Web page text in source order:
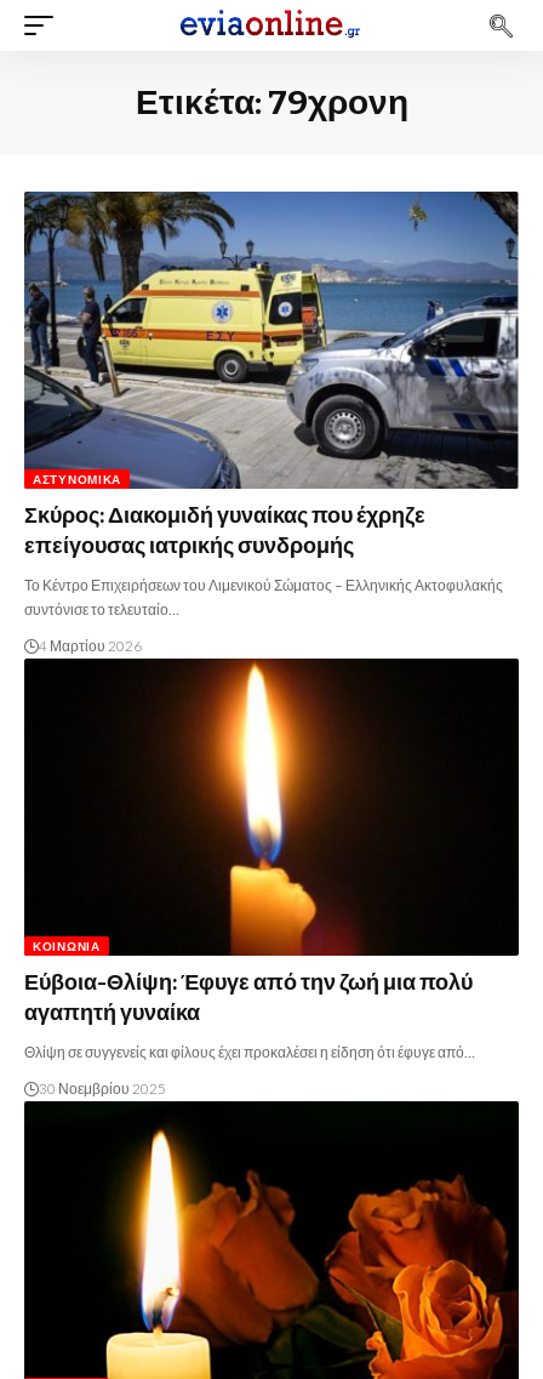
Ετικέτα: 79χρονη
ΑΣΤΥΝΟΜΙΚΆ
Σκύρος: Διακομιδή γυναίκας που έχρηζε
επείγουσας ιατρικής συνδρομής
Το Κέντρο Επιχειρήσεων του Λιμενικού Σώματος – Ελληνικής Ακτοφυλακής
συντόνισε το τελευταίο…
4 Μαρτίου 2026
ΚΟΙΝΩΝΊΑ
Εύβοια-Θλίψη: Έφυγε από την ζωή μια πολύ
αγαπητή γυναίκα
Θλίψη σε συγγενείς και φίλους έχει προκαλέσει η είδηση ότι έφυγε από…
30 Νοεμβρίου 2025